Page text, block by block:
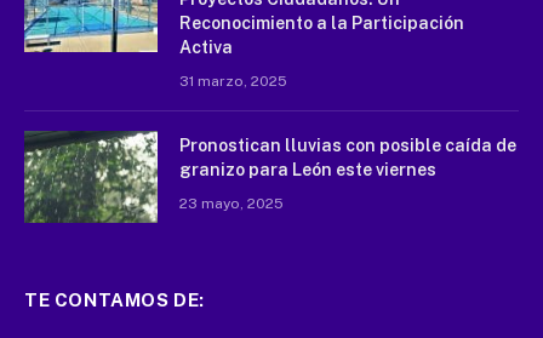
Reconocimiento a la Participación
Activa
31 marzo, 2025
Pronostican lluvias con posible caída de
granizo para León este viernes
23 mayo, 2025
TE CONTAMOS DE: